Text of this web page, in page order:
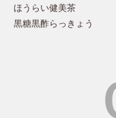
ほうらい健美茶
黒糖黒酢らっきょう